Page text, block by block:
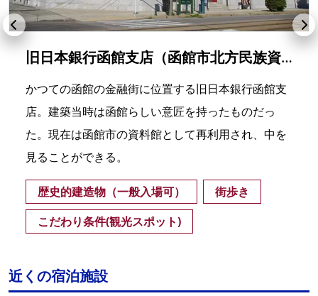
旧日本銀行函館支店（函館市北方民族資料館）
かつての函館の金融街に位置する旧日本銀行函館支
店。建築当時は函館らしい意匠を持ったものだっ
た。現在は函館市の資料館として再利用され、中を
見ることができる。
歴史的建造物（一般入場可）
街歩き
こだわり条件(観光スポット)
近くの宿泊施設